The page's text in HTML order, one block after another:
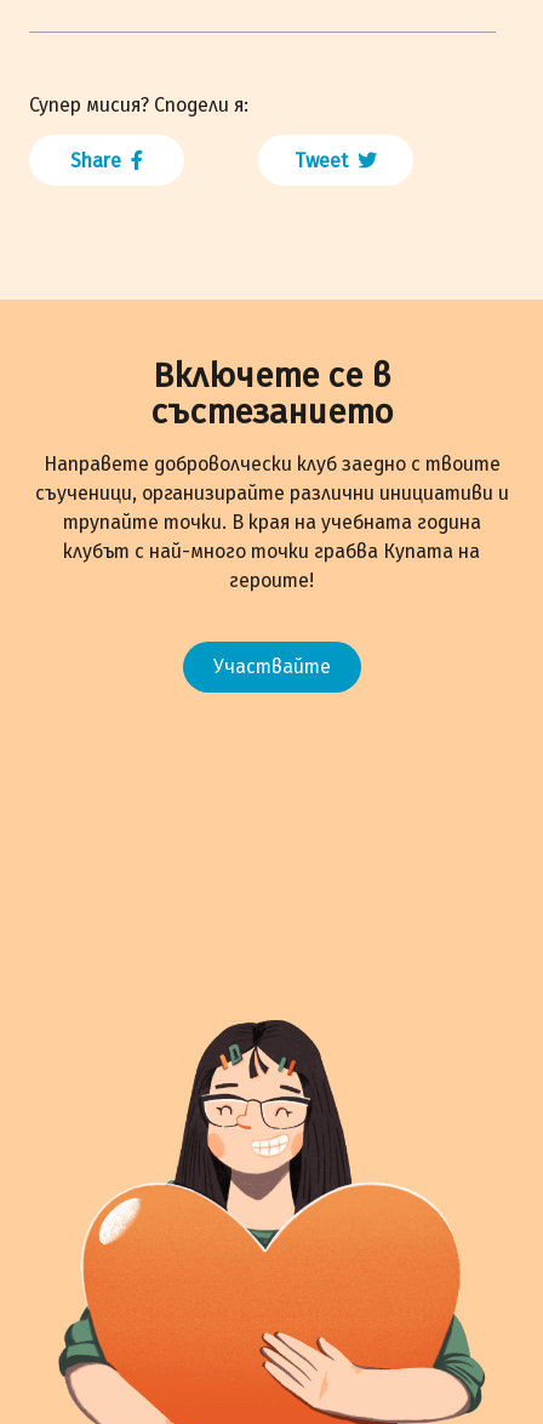
Супер мисия? Сподели я:
Share Tweet
Включете се в
състезанието
Направете доброволчески клуб заедно с твоите
съученици, организирайте различни инициативи и
трупайте точки. В края на учебната година
клубът с най-много точки грабва Купата на
героите!
Участвайте